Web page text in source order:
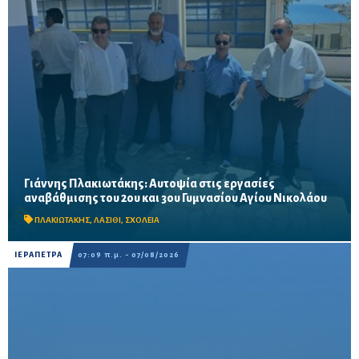
Γιάννης Πλακιωτάκης: Αυτοψία στις εργασίες
αναβάθμισης του 2ου και 3ου Γυμνασίου Αγίου Νικολάου
ΠΛΑΚΙΩΤΑΚΗΣ, ΛΑΣΙΘΙ, ΣΧΟΛΕΙΑ
Οι παρεμβάσεις του προγράμματος «Μαριέττα Γιαννάκου»
αναμένεται να ολοκληρωθούν πριν από τη νέα σχολική χρονιά –
Προβλέπονται ανακαινίσεις αιθουσών, αύλειων και...
ΙΕΡΑΠΕΤΡΑ 07:09 π.μ. - 07/08/2026